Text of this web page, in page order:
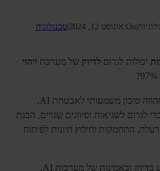
On: אוגוסט 12, 2024 |טכנולוגיה
יכולות לגרוםלדיוק של מערכתזיהוי
מהווה סיכון משמעותי לאבטחת AI,
לגרום לשגיאות וסיווגים שגויים. הבנת
התחמקות וחילוץ חיונית לפיתוח
התקפות אלה עלולות לפגוע בדיוק ובאמינות של מערכות AI,